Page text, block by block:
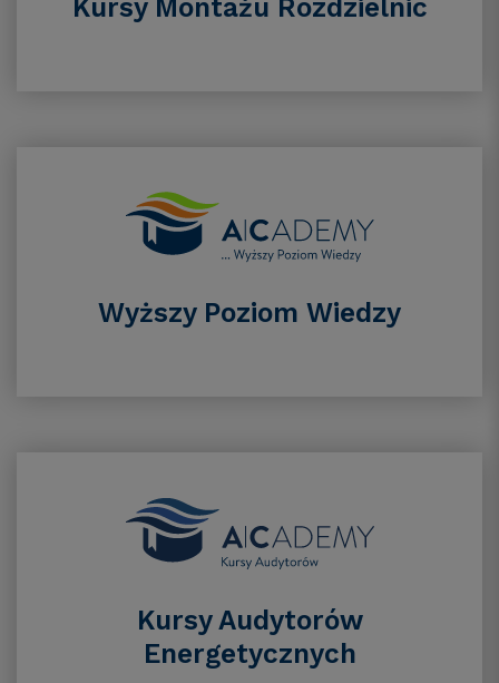
Kursy Montażu Rozdzielnic
Wyższy Poziom Wiedzy
Kursy Audytorów
Energetycznych